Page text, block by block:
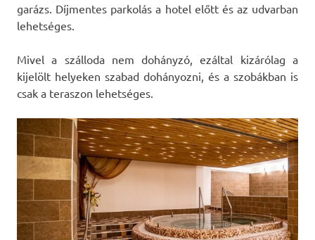
garázs. Díjmentes parkolás a hotel előtt és az udvarban
lehetséges.
Mivel a szálloda nem dohányzó, ezáltal kizárólag a
kijelölt helyeken szabad dohányozni, és a szobákban is
csak a teraszon lehetséges.